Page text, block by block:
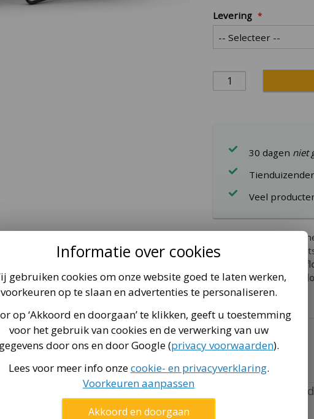
Levering
30 dagen niet
Veel
Zoek je een
Ultim Elite 500
een
doorlaat dan een
tricks
kunt? Dan is deBERG Ultim Elite 500
een
en tricks te oefenen op hoog niveau.
viadeze pagina.
Informatie over cookies
gebruiken cookies om onze website goed te laten werken,
voorkeuren op te slaan en advertenties te personaliseren.
op ‘Akkoord en doorgaan’ te klikken, geeft u toestemming
voor het gebruik van cookies en de verwerking van uw
gegevens door ons en door Google (privacy voorwaarden).
Lees voor meer info onzecookie- en privacyverklaring.
Voorkeuren aanpassen
Akkoord en doorgaan